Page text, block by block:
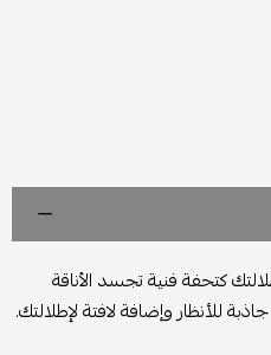
كتحفة فنية تجسد الأناقة
للأنظار وإضافة لافتة لإطلالتك.